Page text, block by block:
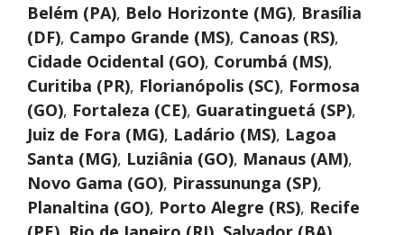
Belém (PA), Belo Horizonte (MG), Brasília
(DF), Campo Grande (MS), Canoas (RS),
Cidade Ocidental (GO), Corumbá (MS),
Curitiba (PR), Florianópolis (SC), Formosa
(GO), Fortaleza (CE), Guaratinguetá (SP),
Juiz de Fora (MG), Ladário (MS), Lagoa
Santa (MG), Luziânia (GO), Manaus (AM),
Novo Gama (GO), Pirassununga (SP),
Planaltina (GO), Porto Alegre (RS), Recife